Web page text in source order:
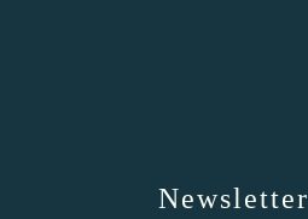
Newsletter